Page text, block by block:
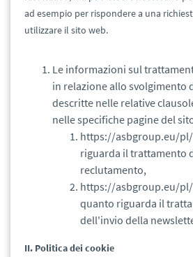
ad esempio per rispondere a una
utilizzare il sito web.
Le informazioni sul
in relazione allo svolgimento
descritte nelle relative
nelle specifiche pagine del
https://asbgroup.eu/
riguarda il trattamento
reclutamento,
https://asbgroup.eu/
quanto riguarda il
dell'invio della
II. Politica dei cookie